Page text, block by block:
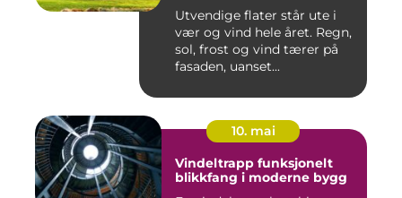
Utvendige flater står ute i
vær og vind hele året. Regn,
sol, frost og vind tærer på
fasaden, uanset...
10. mai
Vindeltrapp funksjonelt
blikkfang i moderne bygg